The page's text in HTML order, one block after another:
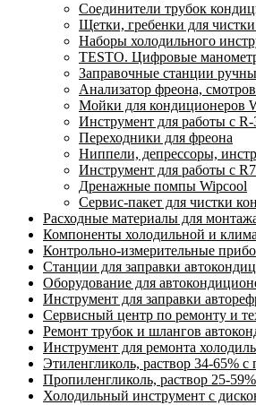
Соединители трубок
Щетки, гребенки для
Наборы холодильного
TESTO. Цифровые
Заправочные станции
Анализатор фреона,
Мойки для кондиционеров
Инструмент для работы с R-
Переходники для фреона
Ниппели, депрессоры,
Инструмент для работы с
Дренажные помпы Wipcool
Сервис-пакет для чистки
Расходные материалы для
Компоненты холодильной и
Контрольно-измерительные
Станции для заправки
Оборудование для
Инструмент для заправки
Сервисный центр по ремонту и
Ремонт трубок и шлангов
Инструмент для ремонта
Этиленгликоль, раствор 34-65%
Пропиленгликоль, раствор 25-
Холодильный инструмент с